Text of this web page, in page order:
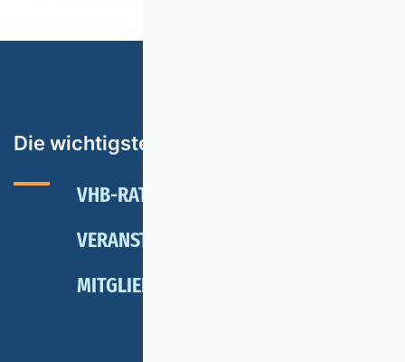
Die wichtigsten Themen
VHB-RATING 2024
VERANSTALTUNGEN
MITGLIED WERDEN